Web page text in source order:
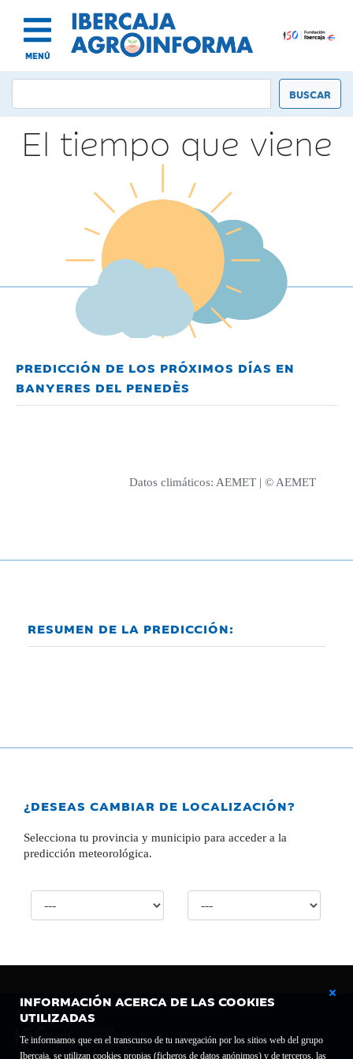
MENÚ
INFORMACIÓN ACERCA DE LAS COOKIES
UTILIZADAS
Te informamos que en el transcurso de tu navegación por los sitios web del grupo
Ibercaja, se utilizan cookies propias (ficheros de datos anónimos) y de terceros, las
El tiempo que viene
PREDICCIÓN DE LOS PRÓXIMOS DÍAS EN
BANYERES DEL PENEDÈS
Datos climáticos: AEMET | © AEMET
RESUMEN DE LA PREDICCIÓN:
¿DESEAS CAMBIAR DE LOCALIZACIÓN?
Selecciona tu provincia y municipio para acceder a la
predicción meteorológica.